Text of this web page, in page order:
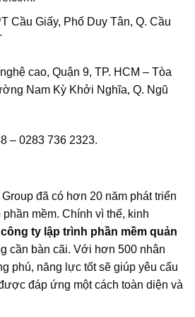
Cầu Giấy, Phố Duy Tân, Q. Cầu
cao, Quận 9, TP. HCM – Tòa
Nam Kỳ Khởi Nghĩa, Q. Ngũ
– 0283 736 2323.
đã có hơn 20 năm phát triển
mềm. Chính vì thế, kinh
công ty lập trình phần mềm quản
cần bàn cãi. Với hơn 500 nhân
phú, năng lực tốt sẽ giúp yêu cẩu
đáp ứng một cách toàn diện và